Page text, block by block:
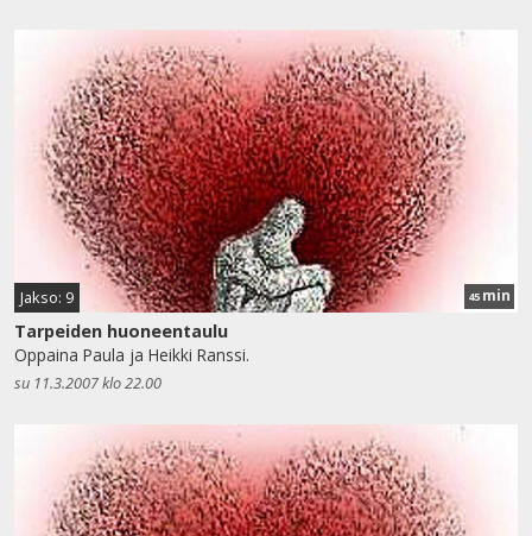
Jakso: 9 45 min
Tarpeiden huoneentaulu
Oppaina Paula ja Heikki Ranssi.
su 11.3.2007 klo 22.00